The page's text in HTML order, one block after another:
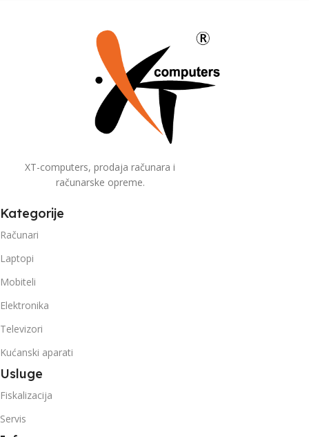
XT-computers, prodaja računara i
računarske opreme.
Kategorije
Računari
Laptopi
Mobiteli
Elektronika
Televizori
Kućanski aparati
Usluge
Fiskalizacija
Servis